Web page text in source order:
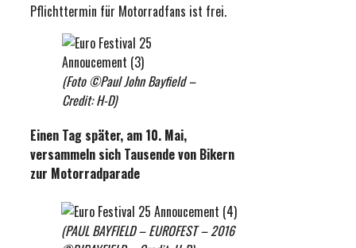
Pflichttermin für Motorradfans ist frei.
(Foto ©Paul John Bayfield –
Credit: H-D)
Einen Tag später, am 10. Mai,
versammeln sich Tausende von Bikern
zur Motorradparade
(PAUL BAYFIELD – EUROFEST – 2016